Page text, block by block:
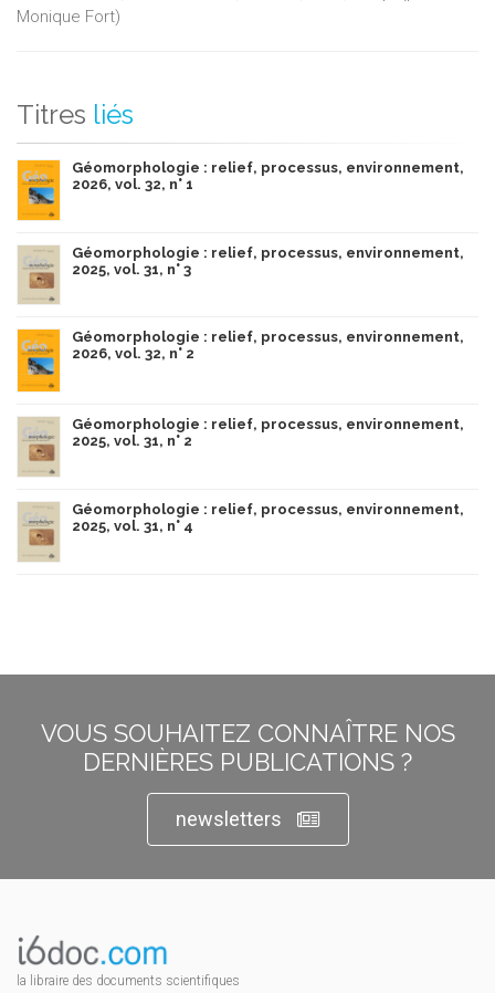
Monique Fort)
Titres liés
Géomorphologie : relief, processus, environnement,
2026, vol. 32, n° 1
Géomorphologie : relief, processus, environnement,
2025, vol. 31, n° 3
Géomorphologie : relief, processus, environnement,
2026, vol. 32, n° 2
Géomorphologie : relief, processus, environnement,
2025, vol. 31, n° 2
Géomorphologie : relief, processus, environnement,
2025, vol. 31, n° 4
VOUS SOUHAITEZ CONNAÎTRE NOS
DERNIÈRES PUBLICATIONS ?
newsletters
la libraire des documents scientifiques